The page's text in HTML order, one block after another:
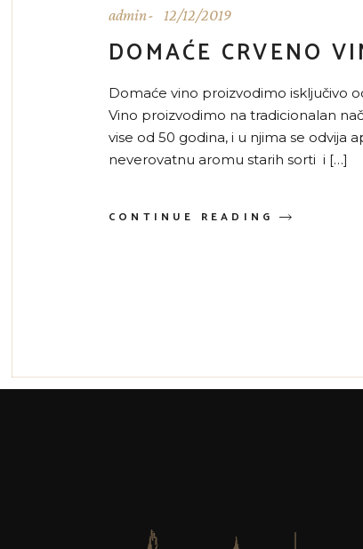
admin 12/12/2019
DOMAĆE CRVENO
Domaće vino proizvodimo isključivo
Vino proizvodimo na tradicionalan
vise od 50 godina, i u njima se odvija
neverovatnu aromu starih sorti i […]
CONTINUE READING